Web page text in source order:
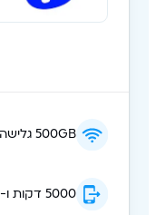
500GB גלישה
5000 דקות ו-SMS